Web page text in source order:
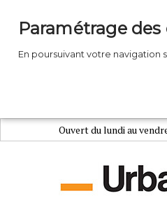
Ouvert du lundi au
Paramétrage des
En poursuivant votre